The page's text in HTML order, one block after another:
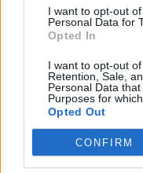
I want to opt-out
Personal Data for
Opted In
I want to opt-out
Retention, Sale,
Personal Data
Purposes for
Opted Out
CONFIRM
Dozë e tretë për
+16 vjeç? EMA nis